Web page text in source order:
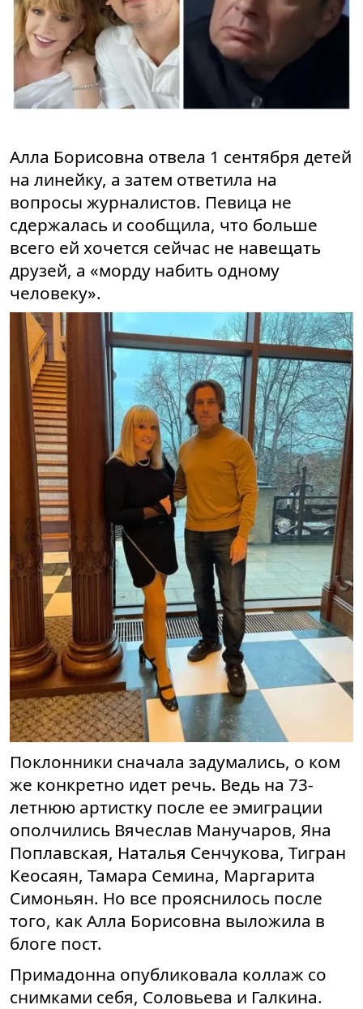
Алла Борисовна отвела 1 сентября детей
на линейку, а затем ответила на
вопросы журналистов. Певица не
сдержалась и сообщила, что больше
всего ей хочется сейчас не навещать
друзей, а «морду набить одному
человеку».
Поклонники сначала задумались, о ком
же конкретно идет речь. Ведь на 73-
летнюю артистку после ее эмиграции
ополчились Вячеслав Манучаров, Яна
Поплавская, Наталья Сенчукова, Тигран
Кеосаян, Тамара Семина, Маргарита
Симоньян. Но все прояснилось после
того, как Алла Борисовна выложила в
блоге пост.
Примадонна опубликовала коллаж со
снимками себя, Соловьева и Галкина.